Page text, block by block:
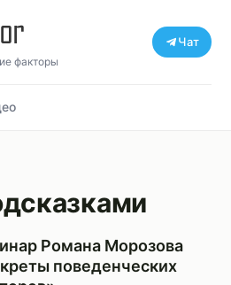
факторы
Чат
Романа Морозова
поведенческих